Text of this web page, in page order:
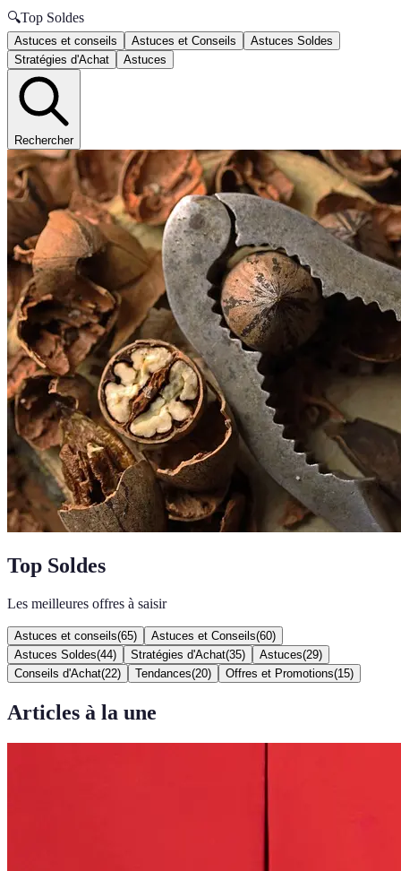
🔍Top Soldes
Astuces et conseils Astuces et Conseils
Astuces Soldes
Stratégies d'Achat
Astuces
Rechercher
Top Soldes
Les meilleures offres à saisir
Astuces et conseils(65) Astuces et Conseils(60)
Astuces Soldes(44) Stratégies d'Achat(35) Astuces(29)
Conseils d'Achat(22) Tendances(20) Offres et Promotions(15)
Articles à la une